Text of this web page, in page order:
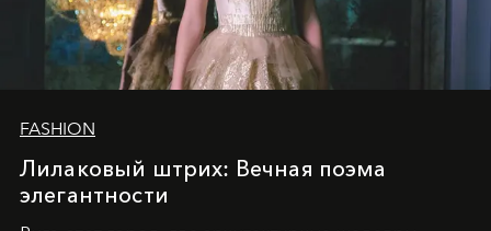
FASHION
Лилаковый штрих: Вечная поэма
элегантности